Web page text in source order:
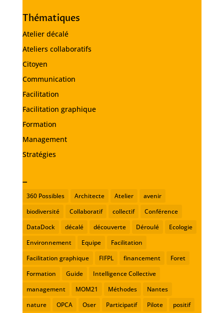
Thématiques
Atelier décalé
Ateliers collaboratifs
Citoyen
Communication
Facilitation
Facilitation graphique
Formation
Management
Stratégies
_
360 Possibles Architecte Atelier
avenir
biodiversité
Collaboratif collectif
Conférence
DataDock
décalé découverte Déroulé
Ecologie
Environnement
Equipe
Facilitation
Facilitation graphique
FIFPL financement
Foret
Formation
Guide
Intelligence Collective
management
MOM21 Méthodes
Nantes
nature
OPCA Oser Participatif Pilote positif